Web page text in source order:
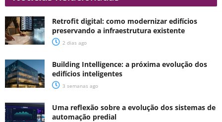
Retrofit digital: como modernizar edifícios
preservando a infraestrutura existente
2 dias ago
Building Intelligence: a próxima evolução dos
edifícios inteligentes
3 semanas ago
Uma reflexão sobre a evolução dos sistemas de
automação predial